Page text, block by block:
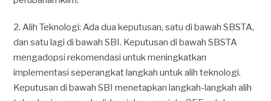
2. Alih Teknologi: Ada dua keputusan, satu di bawah SBSTA,
dan satu lagi di bawah SBI. Keputusan di bawah SBSTA
mengadopsi rekomendasi untuk meningkatkan
implementasi seperangkat langkah untuk alih teknologi.
Keputusan di bawah SBI menetapkan langkah-langkah alih